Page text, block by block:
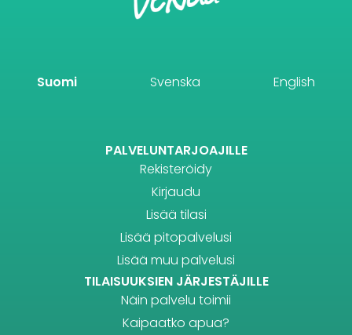
Suomi Svenska English
PALVELUNTARJOAJILLE
Rekisteröidy
Kirjaudu
Lisää tilasi
Lisää pitopalvelusi
Lisää muu palvelusi
TILAISUUKSIEN JÄRJESTÄJILLE
Näin palvelu toimii
Kaipaatko apua?